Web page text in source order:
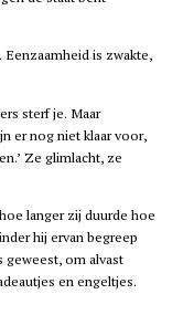
Eenzaamheid is zwakte,
sterf je. Maar
er nog niet klaar voor,
Ze glimlacht, ze
langer zij duurde hoe
hij ervan begreep
geweest, om alvast
en engeltjes.